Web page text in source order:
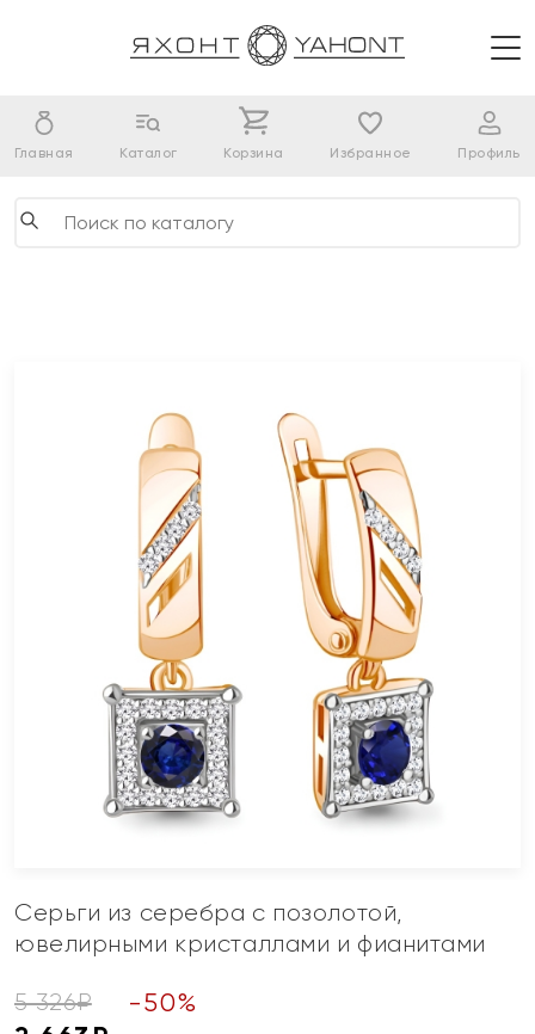
Главная Каталог Корзина Избранное Профиль
Серьги из серебра с позолотой,
ювелирными кристаллами и фианитами
5 326₽ -50%